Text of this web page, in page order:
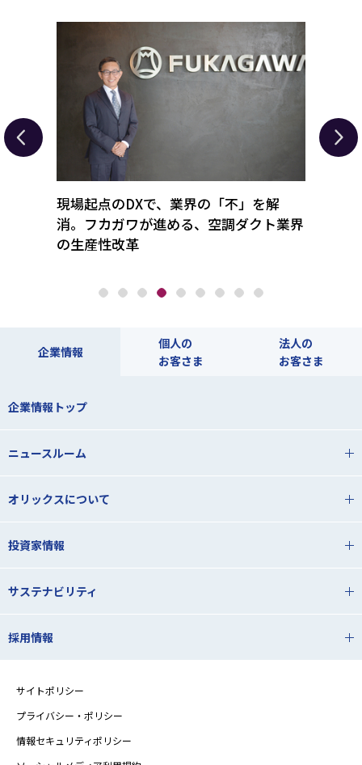
現場起点のDXで、業界の「不」を解
消。フカガワが進める、空調ダクト業界
の生産性改革
企業情報
個人の
お客さま
法人の
お客さま
企業情報トップ
ニュースルーム
オリックスについて
投資家情報
サステナビリティ
採用情報
サイトポリシー
プライバシー・ポリシー
情報セキュリティポリシー